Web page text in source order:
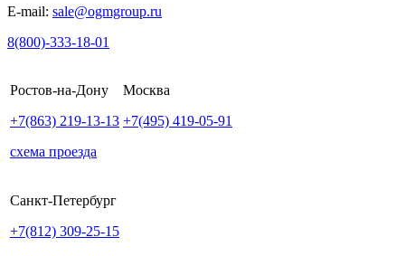
E-mail: sale@ogmgroup.ru
8(800)-333-18-01
Ростов-на-Дону
+7(863) 219-13-13
схема проезда
Москва
+7(495) 419-05-91
Санкт-Петербург
+7(812) 309-25-15